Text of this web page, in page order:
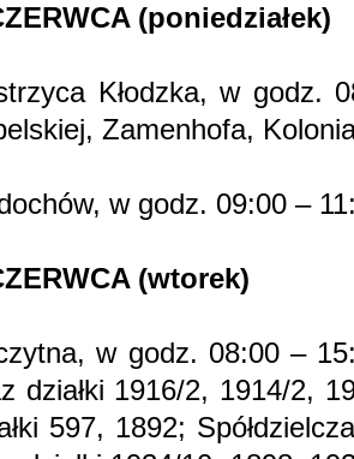
(poniedziałek)
Kłodzka, w godz.
Zamenhofa,
w godz. 09:00 –
(wtorek)
w godz. 08:00 –
działki 1916/2, 1914/2,
597, 1892;